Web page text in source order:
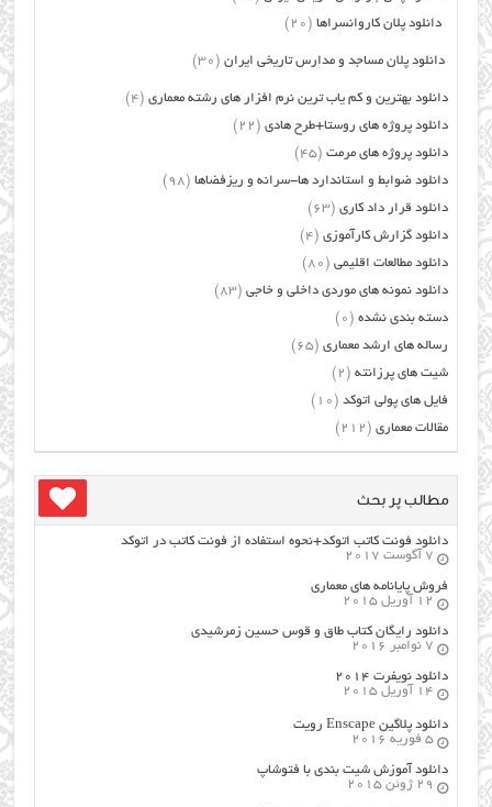
دانلود پلان کاروانسراها (20)
دانلود پلان مساجد و مدارس تاریخی ایران (30)
دانلود بهترین و کم یاب ترین نرم افزار های رشته معماری (4)
دانلود پروژه های روستا+طرح هادی (22)
دانلود پروژه های مرمت (45)
دانلود ضوابط و استاندارد ها-سرانه و ریزفضاها (98)
دانلود قرار داد کاری (63)
دانلود گزارش کارآموزی (4)
دانلود مطالعات اقلیمی (80)
دانلود نمونه های موردی داخلی و خاجی (83)
دسته بندی نشده (0)
رساله های ارشد معماری (65)
شیت های پرزانته (2)
فایل های پولی اتوکد (10)
مقالات معماری (212)
مطالب پر بحث
دانلود فونت کاتب اتوکد+نحوه استفاده از فونت کاتب در اتوکد
7 آگوست 2017
فروش پایانامه های معماری
12 آوریل 2015
دانلود رایگان کتاب طاق و قوس حسین زمرشیدی
7 نوامبر 2016
دانلود نویفرت ۲۰۱۴
14 آوریل 2015
دانلود پلاگین Enscape رویت
5 فوریه 2016
دانلود آموزش شیت بندی با فتوشاپ
29 ژوئن 2015